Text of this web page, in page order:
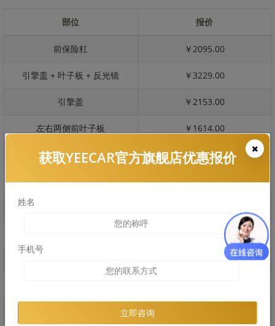
部位 报价
前保险杠 ￥2095.00
引擎盖 + 叶子板 + 反光镜 ￥3229.00
引擎盖 ￥2153.00
左右两侧前叶子板 ￥1614.00
反光镜 ￥321.00
后保险杠 ￥1610.00
￥2206.00
￥1000.00
获取YEECAR官方旗舰店优惠报价
姓名
手机号
立即咨询